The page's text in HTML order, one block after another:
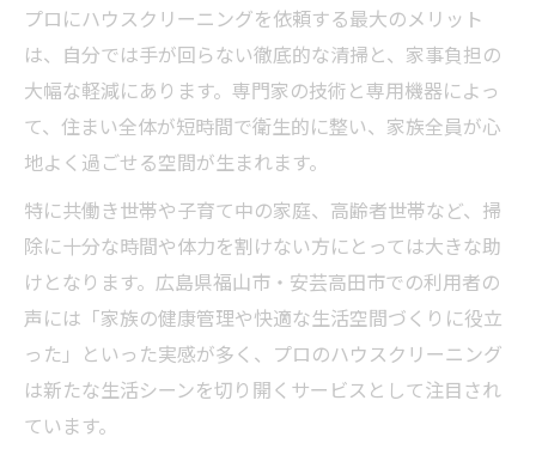
プロにハウスクリーニングを依頼する最大のメリット
は、自分では手が回らない徹底的な清掃と、家事負担の
大幅な軽減にあります。専門家の技術と専用機器によっ
て、住まい全体が短時間で衛生的に整い、家族全員が心
地よく過ごせる空間が生まれます。
特に共働き世帯や子育て中の家庭、高齢者世帯など、掃
除に十分な時間や体力を割けない方にとっては大きな助
けとなります。広島県福山市・安芸高田市での利用者の
声には「家族の健康管理や快適な生活空間づくりに役立
った」といった実感が多く、プロのハウスクリーニング
は新たな生活シーンを切り開くサービスとして注目され
ています。